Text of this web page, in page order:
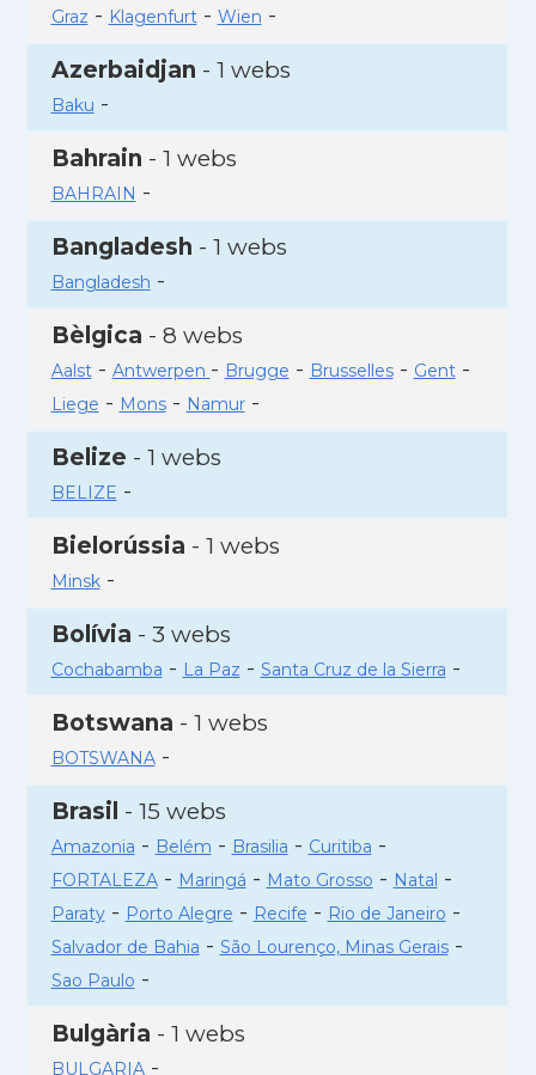
Graz - Klagenfurt- Wien -
Azerbaidjan - 1 webs
Baku -
Bahrain - 1 webs
BAHRAIN -
Bangladesh - 1 webs
Bangladesh -
Bèlgica - 8 webs
Aalst- Antwerpen - Brugge - Brusselles- Gent-
Liege - Mons- Namur-
Belize - 1 webs
BELIZE -
Bielorússia - 1 webs
Minsk-
Bolívia - 3 webs
Cochabamba - La Paz - Santa Cruz de la Sierra -
Botswana - 1 webs
BOTSWANA-
Brasil - 15 webs
Amazonia - Belém - Brasilia - Curitiba -
FORTALEZA- Maringá - Mato Grosso - Natal -
Paraty- Porto Alegre - Recife - Rio de Janeiro -
Salvador de Bahia - São Lourenço, Minas Gerais-
Sao Paulo -
Bulgària - 1 webs
BULGARIA-